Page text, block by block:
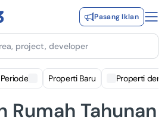
Pasang Iklan
project, developer
Properti Baru Properti
Rumah Tahunan